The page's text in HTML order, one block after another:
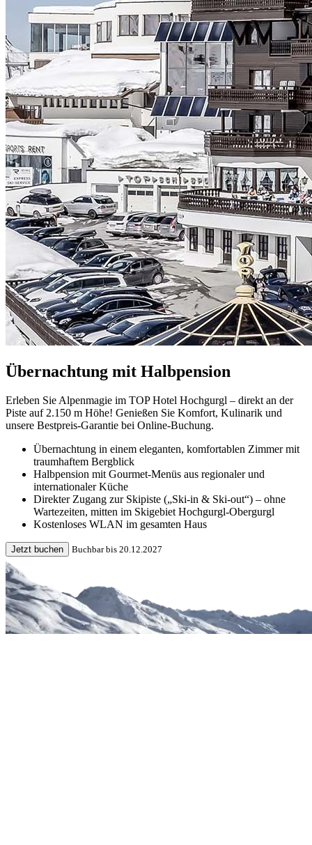
Übernachtung mit Halbpension
Erleben Sie Alpenmagie im TOP Hotel Hochgurgl – direkt an der
Piste auf 2.150 m Höhe! Genießen Sie Komfort, Kulinarik und
unsere Bestpreis-Garantie bei Online-Buchung.
Übernachtung in einem eleganten, komfortablen Zimmer mit
traumhaftem Bergblick
Halbpension mit Gourmet-Menüs aus regionaler und
internationaler Küche
Direkter Zugang zur Skipiste („Ski-in & Ski-out“) – ohne
Wartezeiten, mitten im Skigebiet Hochgurgl-Obergurgl
Kostenloses WLAN im gesamten Haus
Jetzt buchen Buchbar bis 20.12.2027